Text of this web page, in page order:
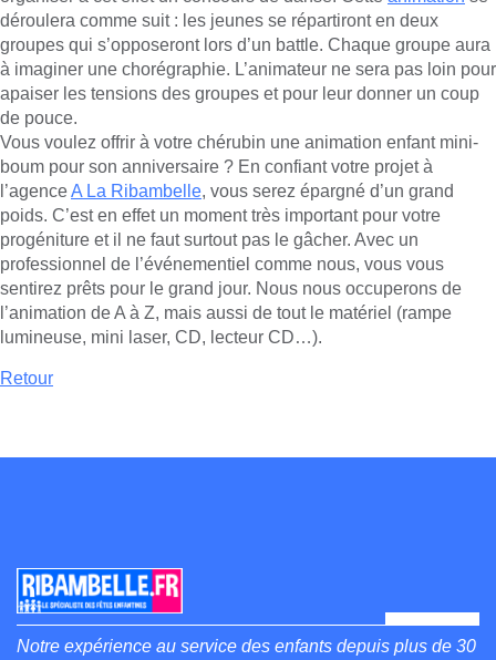
déroulera comme suit : les jeunes se répartiront en deux
groupes qui s’opposeront lors d’un battle. Chaque groupe aura
à imaginer une chorégraphie. L’animateur ne sera pas loin pour
apaiser les tensions des groupes et pour leur donner un coup
de pouce.
Vous voulez offrir à votre chérubin une animation enfant mini-
boum pour son anniversaire ? En confiant votre projet à
l’agenceA La Ribambelle, vous serez épargné d’un grand
poids. C’est en effet un moment très important pour votre
progéniture et il ne faut surtout pas le gâcher. Avec un
professionnel de l’événementiel comme nous, vous vous
sentirez prêts pour le grand jour. Nous nous occuperons de
l’animation de A à Z, mais aussi de tout le matériel (rampe
lumineuse, mini laser, CD, lecteur CD…).
Retour
Notre expérience au service des enfants depuis plus de 30